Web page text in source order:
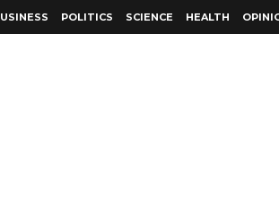
POLITICS SCIENCE HEALTH